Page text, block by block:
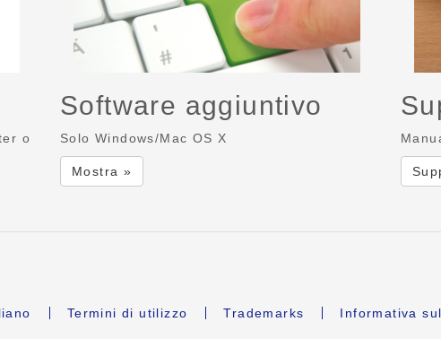
o
Software aggiuntivo
Solo Windows/Mac OS X
Mostra »
Termini di utilizzo Trademarks Informativa